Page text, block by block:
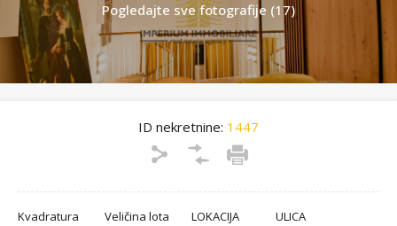
Pogledajte sve fotografije (17)
ID nekretnine: 1447
Kvadratura Veličina lota LOKACIJA ULICA